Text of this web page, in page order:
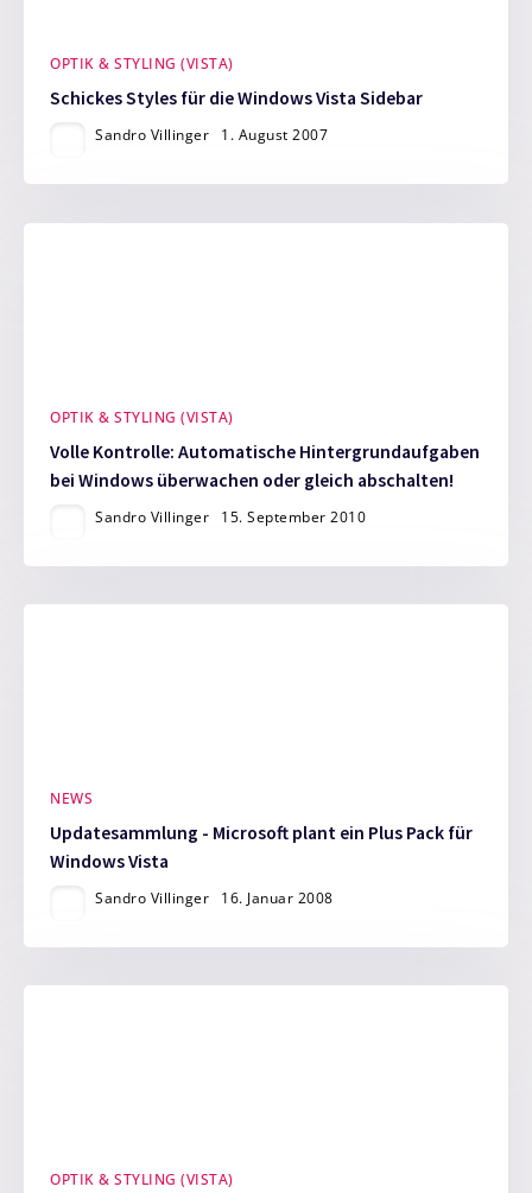
OPTIK & STYLING (VISTA)
Schickes Styles für die Windows Vista Sidebar
Sandro Villinger 1. August 2007
OPTIK & STYLING (VISTA)
Volle Kontrolle: Automatische Hintergrundaufgaben
bei Windows überwachen oder gleich abschalten!
Sandro Villinger 15. September 2010
NEWS
Updatesammlung - Microsoft plant ein Plus Pack für
Windows Vista
Sandro Villinger 16. Januar 2008
OPTIK & STYLING (VISTA)